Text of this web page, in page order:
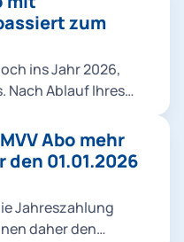
neu finden Sie hier.
sofort und zahlen
von 3
möglich ist.
werden. Alle
bleiben
zum
ins Jahr 2026,
zum weiteren
Abo mehr
01.01.2026
Jahreszahlung